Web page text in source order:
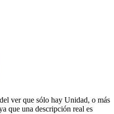
ver que sólo hay Unidad, o más
que una descripción real es